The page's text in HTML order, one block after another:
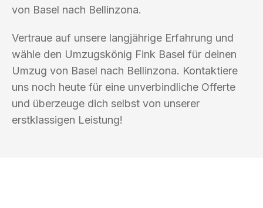
von Basel nach Bellinzona.
Vertraue auf unsere langjährige Erfahrung und
wähle den Umzugskönig Fink Basel für deinen
Umzug von Basel nach Bellinzona. Kontaktiere
uns noch heute für eine unverbindliche Offerte
und überzeuge dich selbst von unserer
erstklassigen Leistung!